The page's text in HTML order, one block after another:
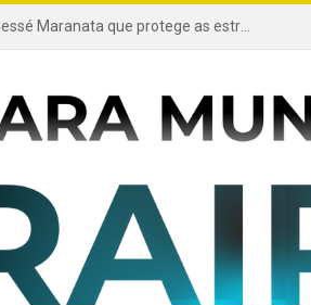
Projeto de autoria do presidente Gessé Maranata que protege as estradas vicinais de Trairão é transformado em lei